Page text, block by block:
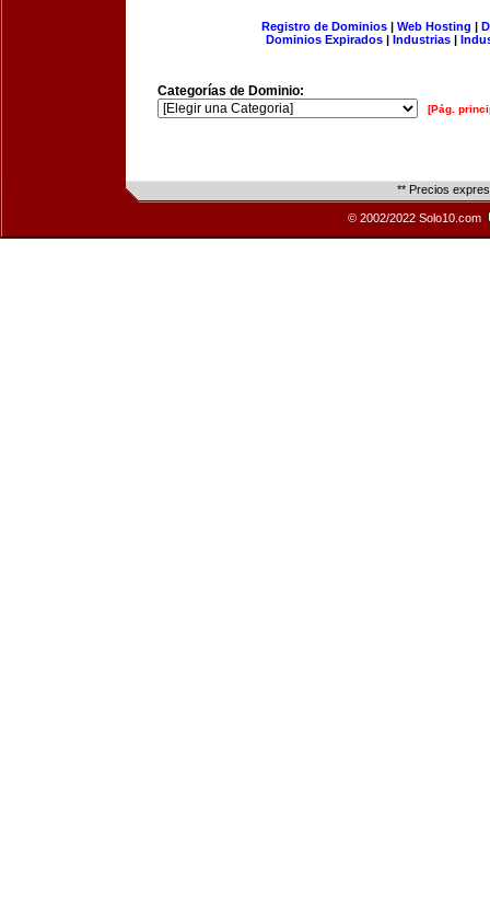
Registro de Dominios| Web Hosting |
Dominios Expirados | Industrias |
Categorías de Dominio:
[Pág.
** Precios
© 2002/2022 Solo10.com